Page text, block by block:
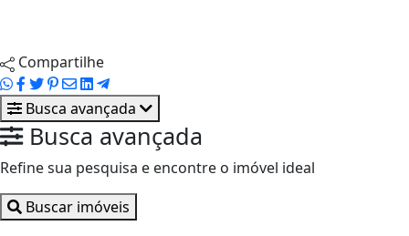
Compartilhe
Busca avançada
Busca avançada
Refine sua pesquisa e encontre o imóvel ideal
Buscar imóveis